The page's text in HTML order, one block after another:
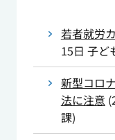
若者就労
15日 子ど
新型コロ
法に注意 (
課)